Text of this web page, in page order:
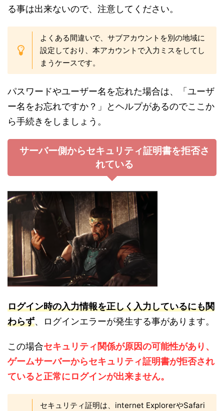
る事は出来ないので、注意してください。
よくある間違いで、サブアカウントを別の地域に
設定しており、本アカウントで入力ミスをしてし
まうケースです。
パスワードやユーザー名を忘れた場合は、「ユーザ
ー名をお忘れですか？」とヘルプがあるのでここか
ら手続きをしましょう。
サーバー側からセキュリティ証明書を拒否さ
れている
ログイン時の入力情報を正しく入力しているにも関
わらず、ログインエラーが発生する事があります。
この場合セキュリティ関係が原因の可能性があり、
ゲームサーバーからセキュリティ証明書が拒否され
ていると正常にログインが出来ません。
セキュリティ証明は、internet ExplorerやSafari